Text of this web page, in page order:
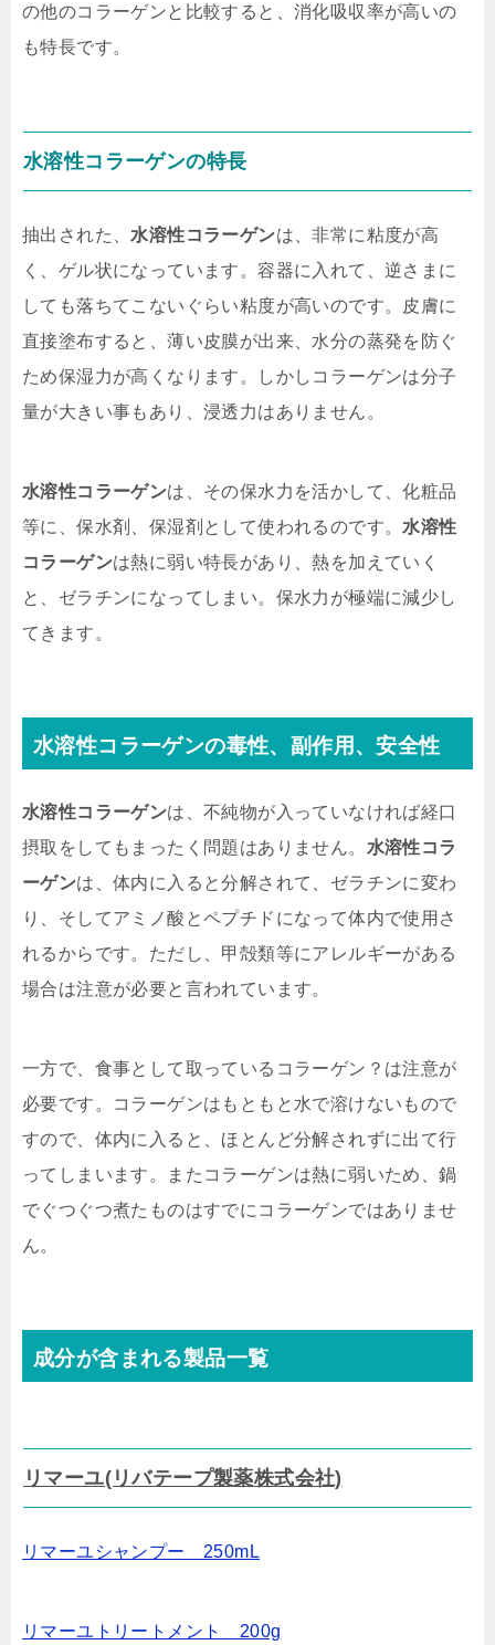
の他のコラーゲンと比較すると、消化吸収率が高いの
も特長です。
水溶性コラーゲンの特長
抽出された、 水溶性コラーゲンは、非常に粘度が高
く、ゲル状になっています。容器に入れて、逆さまに
しても落ちてこないぐらい粘度が高いのです。皮膚に
直接塗布すると、薄い皮膜が出来、水分の蒸発を防ぐ
ため保湿力が高くなります。しかしコラーゲンは分子
量が大きい事もあり、浸透力はありません。
水溶性コラーゲンは、その保水力を活かして、化粧品
等に、保水剤、保湿剤として使われるのです。 水溶性
コラーゲンは熱に弱い特長があり、熱を加えていく
と、ゼラチンになってしまい。保水力が極端に減少し
てきます。
水溶性コラーゲンの毒性、副作用、安全性
水溶性コラーゲンは、不純物が入っていなければ経口
摂取をしてもまったく問題はありません。 水溶性コラ
ーゲンは、体内に入ると分解されて、ゼラチンに変わ
り、そしてアミノ酸とペプチドになって体内で使用さ
れるからです。ただし、甲殻類等にアレルギーがある
場合は注意が必要と言われています。
一方で、食事として取っているコラーゲン？は注意が
必要です。コラーゲンはもともと水で溶けないもので
すので、体内に入ると、ほとんど分解されずに出て行
ってしまいます。またコラーゲンは熱に弱いため、鍋
でぐつぐつ煮たものはすでにコラーゲンではありませ
ん。
成分が含まれる製品一覧
リマーユ(リバテープ製薬株式会社)
リマーユシャンプー 250mL
リマーユトリートメント 200g